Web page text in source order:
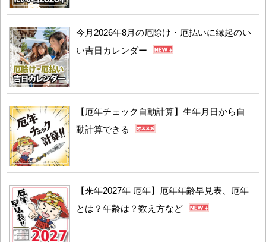
今月2026年8月の厄除け・厄払いに縁起のい
い吉日カレンダー
【厄年チェック自動計算】生年月日から自
動計算できる
【来年2027年 厄年】厄年年齢早見表、厄年
とは？年齢は？数え方など